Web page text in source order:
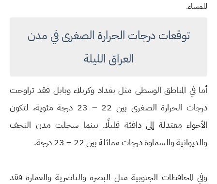
للمساء.
توقعات درجات الحرارة الصغرى في مدن
العراق الليلة
أما في المناطق الوسطى مثل بغداد وكربلاء وبابل فقد تراوحت
درجات الحرارة الصغرى بين 22 – 23 درجة مئوية، لتكون
الأجواء معتدلة إلى دافئة قليلًا. بينما سجلت مدن النجف
والديوانية والسماوة درجات مماثلة بين 22 – 23 درجة.
وفي المحافظات الجنوبية مثل البصرة والناصرية والعمارة فقد